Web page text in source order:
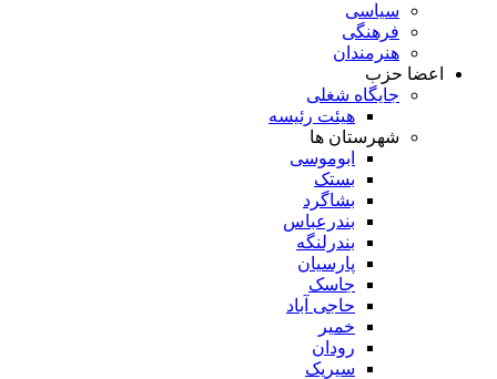
سیاسی
فرهنگی
هنرمندان
اعضا حزب
جایگاه شغلی
هیئت رئیسه
شهرستان ها
ابوموسی
بستک
بشاگرد
بندرعباس
بندرلنگه
پارسیان
جاسک
حاجی آباد
خمیر
رودان
سیریک